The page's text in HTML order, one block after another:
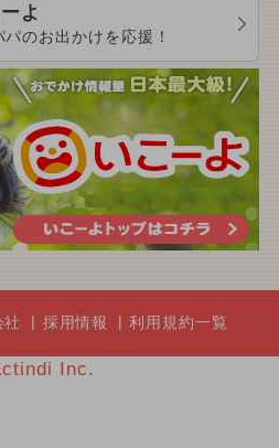
よ
のお出かけを応援！
社 採用情報 利用規約一覧
Inc.